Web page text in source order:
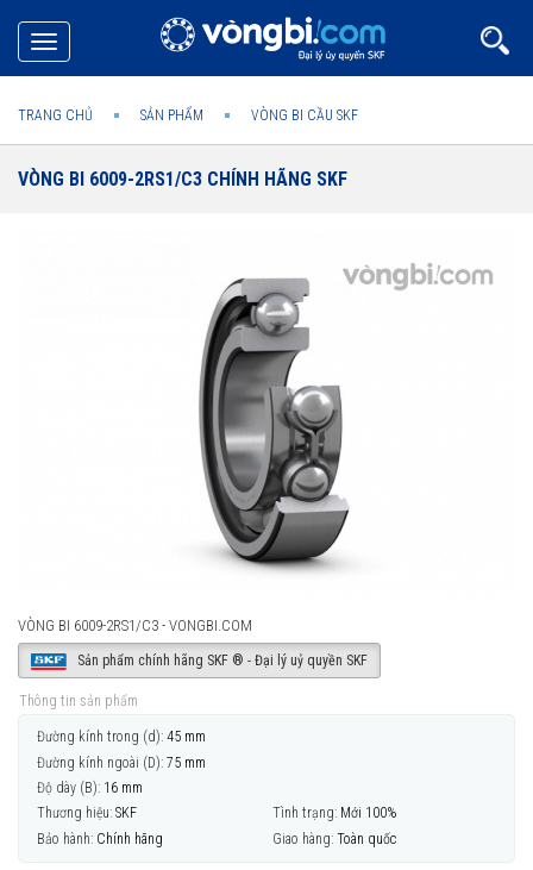
Toggle
navigation
TRANG CHỦ SẢN PHẨM VÒNG BI CẦU SKF
VÒNG BI 6009-2RS1/C3 CHÍNH HÃNG SKF
VÒNG BI 6009-2RS1/C3 - VONGBI.COM
Sản phẩm chính hãng SKF ® - Đại lý uỷ quyền SKF
Thông tin sản phẩm
Đường kính trong (d): 45 mm
Đường kính ngoài (D): 75 mm
Độ dày (B): 16 mm
Thương hiệu: SKF Tình trạng: Mới 100%
Bảo hành: Chính hãng Giao hàng: Toàn quốc